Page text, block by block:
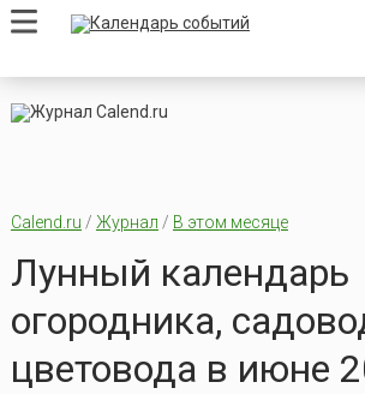
Calend.ru / Журнал / В этом месяце
Лунный календарь
огородника,
цветовода в июне